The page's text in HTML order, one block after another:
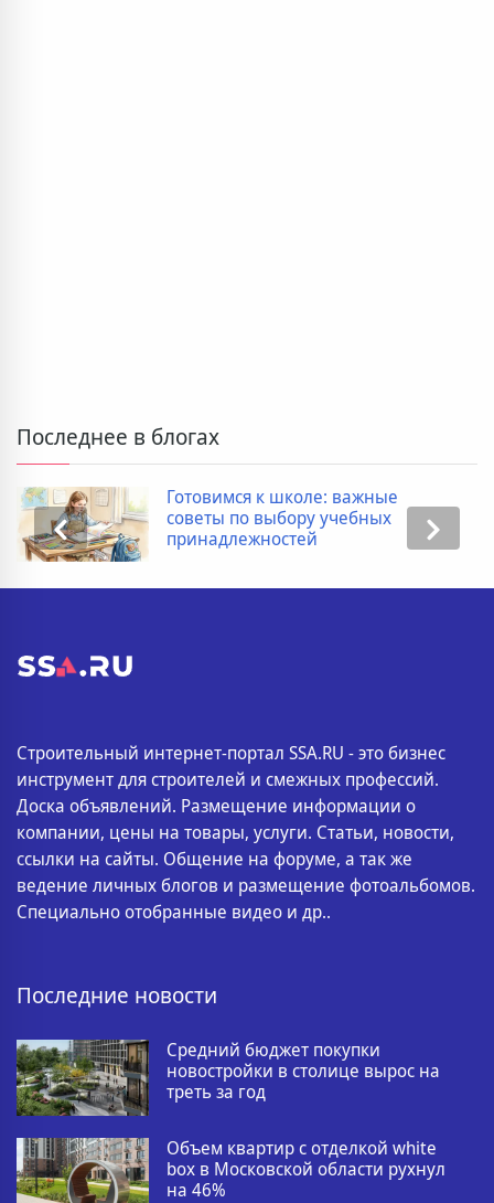
Последнее в блогах
Дополнительные расходы при
покупке новостройки: полный
список
Строительный интернет-портал SSA.RU - это бизнес
инструмент для строителей и смежных профессий.
Доска объявлений. Размещение информации о
компании, цены на товары, услуги. Статьи, новости,
ссылки на сайты. Общение на форуме, а так же
ведение личных блогов и размещение фотоальбомов.
Специально отобранные видео и др..
Последние новости
Средний бюджет покупки
новостройки в столице вырос на
треть за год
Объем квартир с отделкой white
box в Московской области рухнул
на 46%